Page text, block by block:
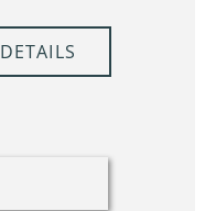
DETAILS